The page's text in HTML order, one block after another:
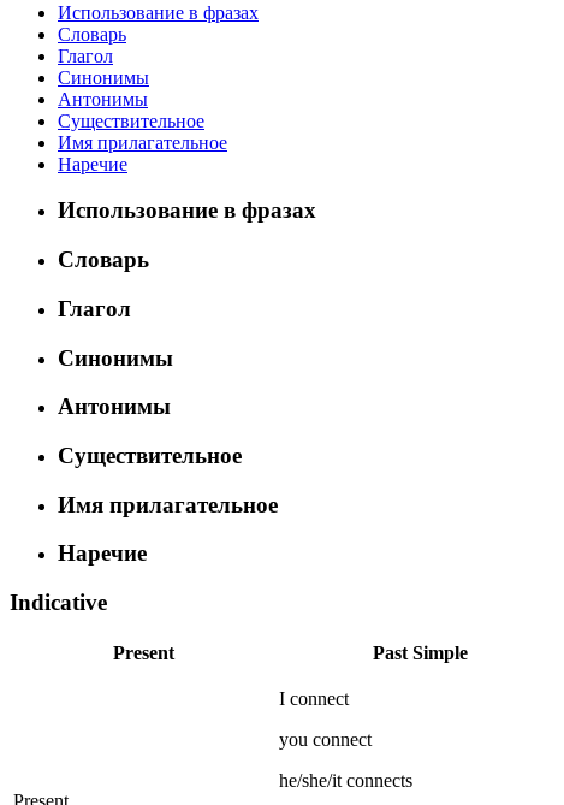
Использование в фразах
Словарь
Глагол
Синонимы
Антонимы
Существительное
Имя прилагательное
Наречие
Использование в фразах
Словарь
Глагол
Синонимы
Антонимы
Существительное
Имя прилагательное
Наречие
Indicative
Present Past Simple
Present
I connect
you connect
he/she/it connects